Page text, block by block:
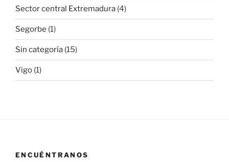
Sector central Extremadura (4)
Segorbe (1)
Sin categoría (15)
Vigo (1)
ENCUÉNTRANOS